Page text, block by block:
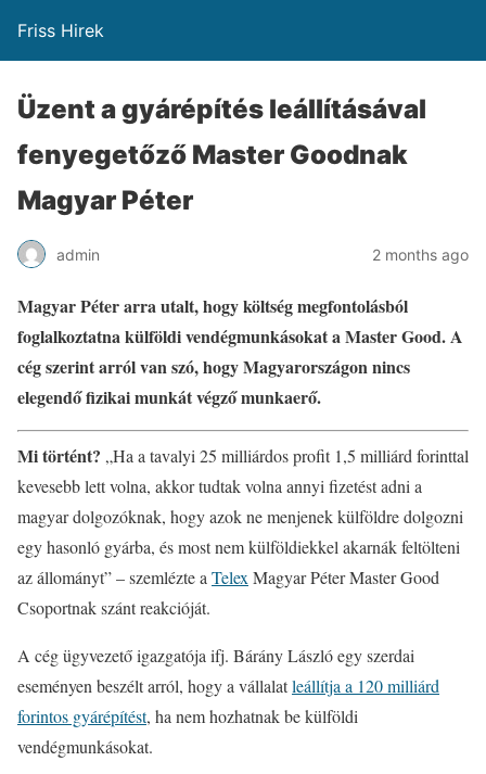
Friss Hirek
Üzent a gyárépítés leállításával
fenyegetőző Master Goodnak
Magyar Péter
admin 2 months ago
Magyar Péter arra utalt, hogy költség megfontolásból
foglalkoztatna külföldi vendégmunkásokat a Master Good. A
cég szerint arról van szó, hogy Magyarországon nincs
elegendő fizikai munkát végző munkaerő.
Mi történt? „Ha a tavalyi 25 milliárdos profit 1,5 milliárd forinttal
kevesebb lett volna, akkor tudtak volna annyi fizetést adni a
magyar dolgozóknak, hogy azok ne menjenek külföldre dolgozni
egy hasonló gyárba, és most nem külföldiekkel akarnák feltölteni
az állományt” – szemlézte a Telex Magyar Péter Master Good
Csoportnak szánt reakcióját.
A cég ügyvezető igazgatója ifj. Bárány László egy szerdai
eseményen beszélt arról, hogy a vállalatleállítja a 120 milliárd
forintos gyárépítést, ha nem hozhatnak be külföldi
vendégmunkásokat.